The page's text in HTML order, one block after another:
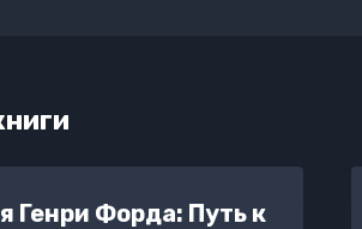
Генри Форда: Путь к